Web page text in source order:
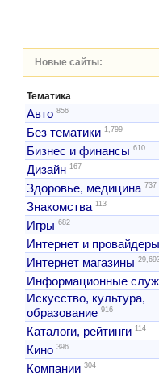
Новые сайты:
Тематика
Авто 856
Без тематики 1,799
Бизнес и финансы 610
Дизайн 167
Здоровье, медицина 737
Знакомства 113
Игры 682
Интернет и провайдеры
Интернет магазины
Информационные
Искусство, культура,
образование 916
Каталоги, рейтинги 114
Кино 396
Компании 304